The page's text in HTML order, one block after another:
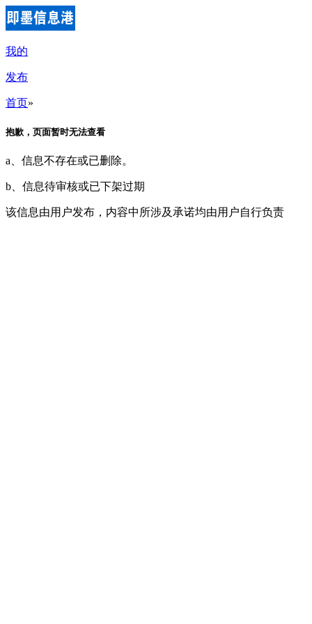
我的
发布
首页»
抱歉，页面暂时无法查看
a、信息不存在或已删除。
b、信息待审核或已下架过期
该信息由用户发布，内容中所涉及承诺均由用户自行负责